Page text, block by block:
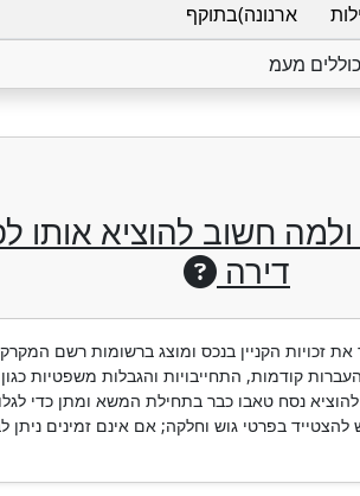
ארנונה)בתוקף
מעמ
חשוב להוציא אותו
דירה
זכויות הקניין בנכס ומוצג ברשומות רשם
קודמות, התחייבויות והגבלות משפטיות כגון
נסח טאבו כבר בתחילת המשא ומתן כדי
בפרטי גוש וחלקה; אם אינם זמינים ניתן